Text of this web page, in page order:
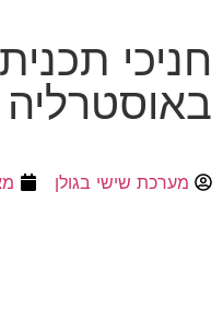
חניכי
באוסטרליה
מערכת שישי בגולן מאי